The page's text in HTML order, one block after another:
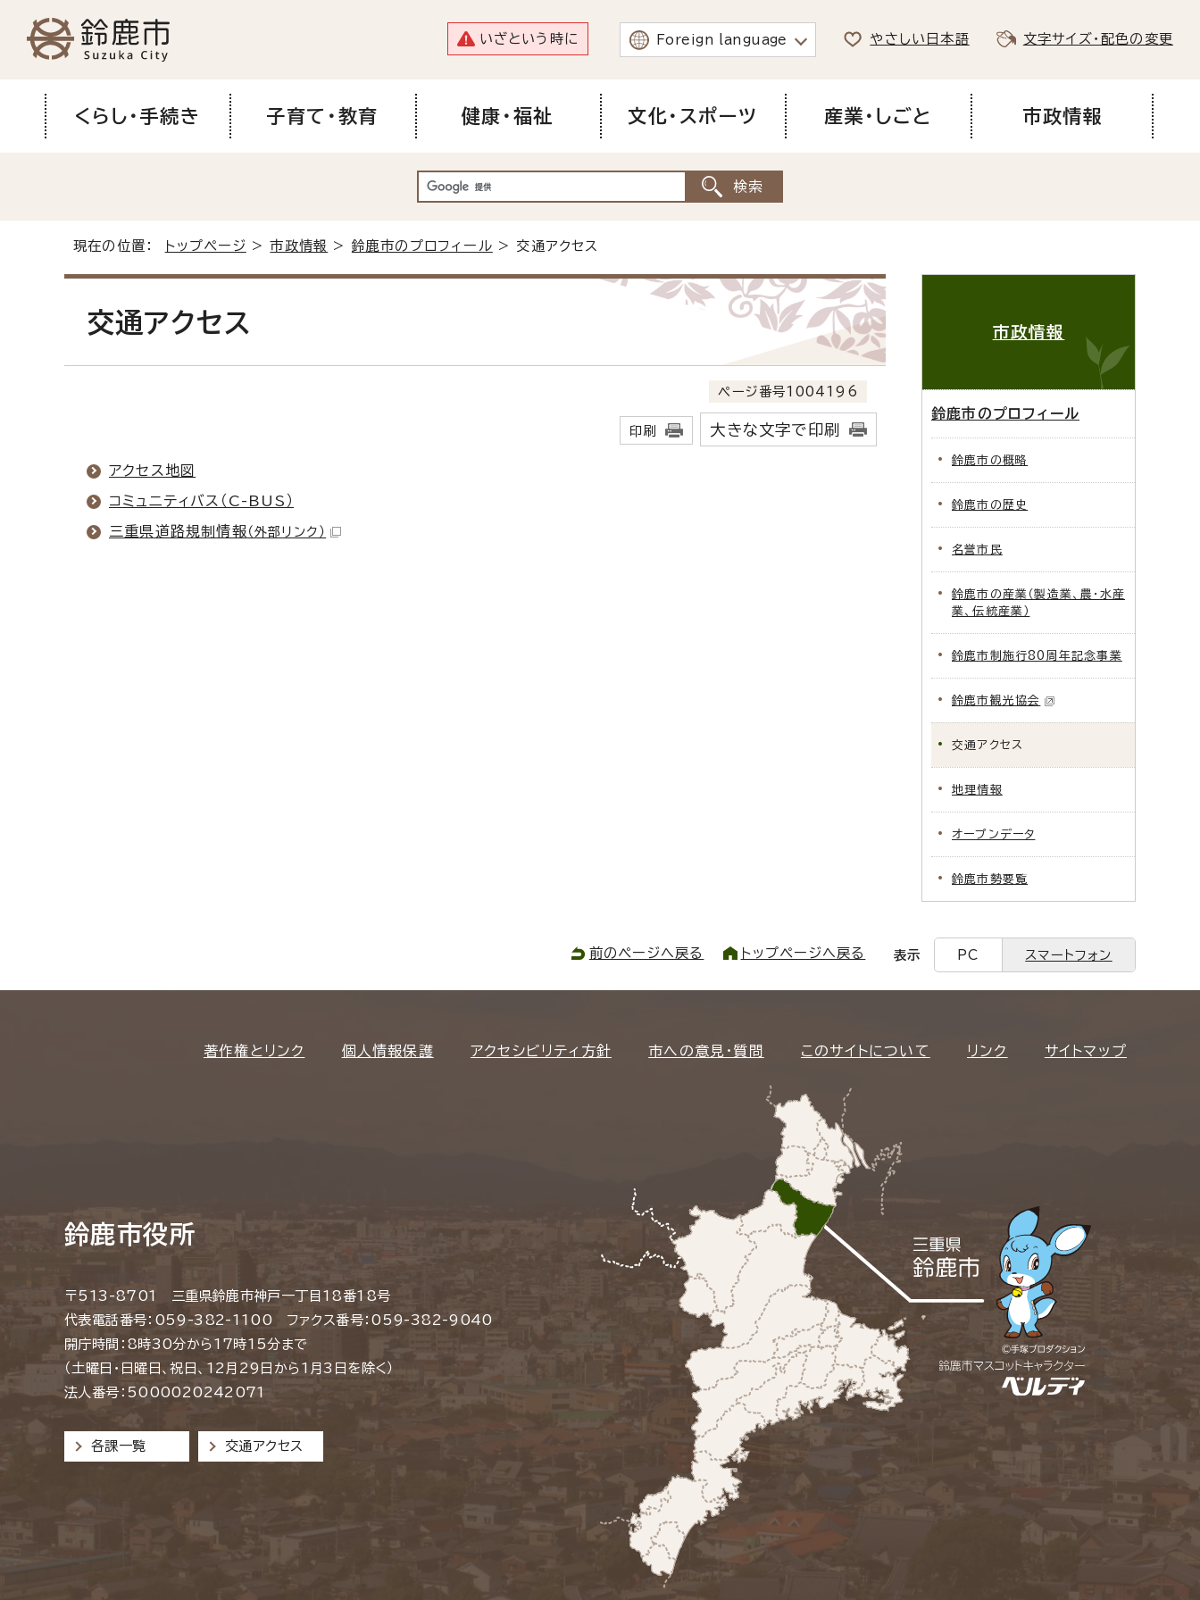
いざという時に Foreign language やさしい日本語 文字サイズ・配色の変更
くらし・手続き 子育て・教育 健康・福祉 文化・スポーツ 産業・しごと 市政情報
現在の位置： トップページ >市政情報 > 鈴鹿市のプロフィール > 交通アクセス
交通アクセス
ページ番号1004196
印刷 大きな文字で印刷
アクセス地図
コミュニティバス（C-BUS）
三重県道路規制情報 （外部リンク）
市政情報
鈴鹿市のプロフィール
鈴鹿市の概略
鈴鹿市の歴史
名誉市民
鈴鹿市の産業（製造業、農・水産
業、伝統産業）
鈴鹿市制施行80周年記念事業
鈴鹿市観光協会
交通アクセス
地理情報
オープンデータ
鈴鹿市勢要覧
前のページへ戻る トップページへ戻る 表示 PC スマートフォン
著作権とリンク 個人情報保護 アクセシビリティ方針 市への意見・質問 このサイトについて リンク サイトマップ
鈴鹿市役所
〒513-8701 三重県鈴鹿市神戸一丁目18番18号
代表電話番号：059-382-1100 ファクス番号：059-382-9040
開庁時間：8時30分から17時15分まで
（土曜日・日曜日、祝日、12月29日から1月3日を除く）
法人番号：5000020242071
各課一覧 交通アクセス